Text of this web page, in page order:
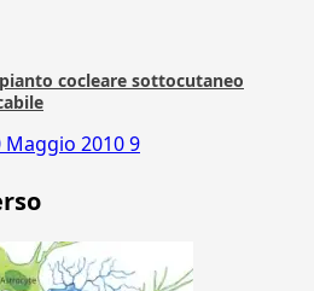
cocleare sottocutaneo
Maggio 20109